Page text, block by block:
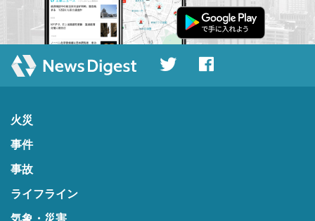
火災
事件
事故
ライフライン
気象・災害